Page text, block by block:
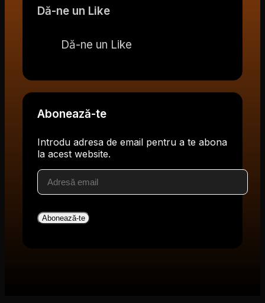
Dă-ne un Like
Dă-ne un Like
Abonează-te
Introdu adresa de email pentru a te abona
la acest website.
Adresă
email
Abonează-te